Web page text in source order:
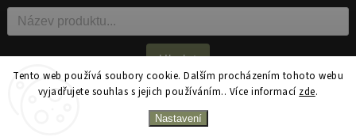
Tento web používá soubory cookie. Dalším procházením tohoto webu
vyjadřujete souhlas s jejich používáním.. Více informací zde.
Nastavení
Hledat
egocombat.cz. Všechna práva vyhrazena.